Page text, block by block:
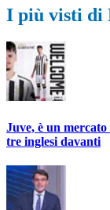
I più visti di
Juve, è un
tre inglesi davanti